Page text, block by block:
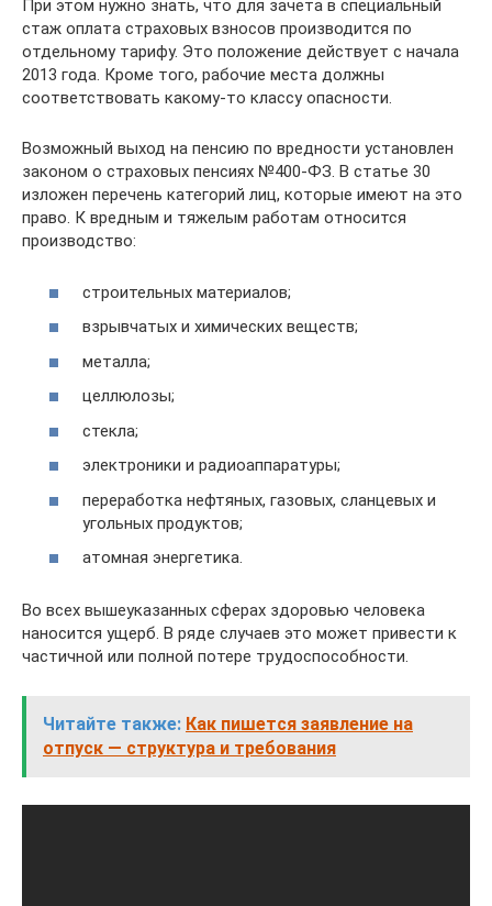
При этом нужно знать, что для зачета в специальный
стаж оплата страховых взносов производится по
отдельному тарифу. Это положение действует с начала
2013 года. Кроме того, рабочие места должны
соответствовать какому-то классу опасности.
Возможный выход на пенсию по вредности установлен
законом о страховых пенсиях №400-ФЗ. В статье 30
изложен перечень категорий лиц, которые имеют на это
право. К вредным и тяжелым работам относится
производство:
строительных материалов;
взрывчатых и химических веществ;
металла;
целлюлозы;
стекла;
электроники и радиоаппаратуры;
переработка нефтяных, газовых, сланцевых и
угольных продуктов;
атомная энергетика.
Во всех вышеуказанных сферах здоровью человека
наносится ущерб. В ряде случаев это может привести к
частичной или полной потере трудоспособности.
Читайте также: Как пишется заявление на
отпуск — структура и требования